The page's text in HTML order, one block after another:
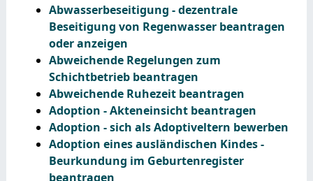
Abwasserbeseitigung - dezentrale
Beseitigung von Regenwasser beantragen
oder anzeigen
Abweichende Regelungen zum
Schichtbetrieb beantragen
Abweichende Ruhezeit beantragen
Adoption - Akteneinsicht beantragen
Adoption - sich als Adoptiveltern bewerben
Adoption eines ausländischen Kindes -
Beurkundung im Geburtenregister
beantragen